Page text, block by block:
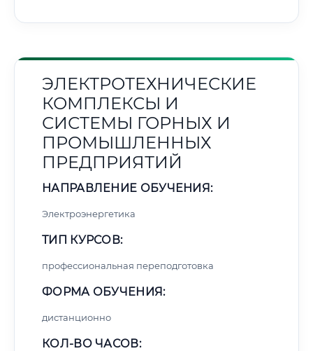
ЭЛЕКТРОТЕХНИЧЕСКИЕ
КОМПЛЕКСЫ И
СИСТЕМЫ ГОРНЫХ И
ПРОМЫШЛЕННЫХ
ПРЕДПРИЯТИЙ
НАПРАВЛЕНИЕ ОБУЧЕНИЯ:
Электроэнергетика
ТИП КУРСОВ:
профессиональная переподготовка
ФОРМА ОБУЧЕНИЯ:
дистанционно
КОЛ-ВО ЧАСОВ: